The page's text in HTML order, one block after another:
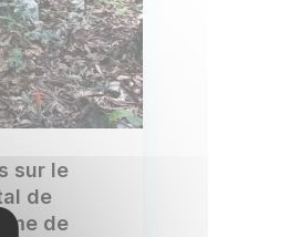
sur le
de
de